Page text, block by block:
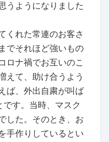
うようになりました
くれた常連のお客さ
でそれほど強いもの
ロナ禍でお互いのこ
えて、助け合うよう
ば、外出自粛が叫ば
です。当時、マスク
した。そのとき、お
手作りしているとい